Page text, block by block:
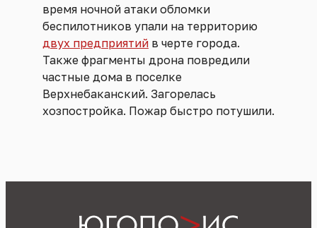
время ночной атаки обломки
беспилотников упали на территорию
двух предприятий в черте города.
Также фрагменты дрона повредили
частные дома в поселке
Верхнебаканский. Загорелась
хозпостройка. Пожар быстро потушили.